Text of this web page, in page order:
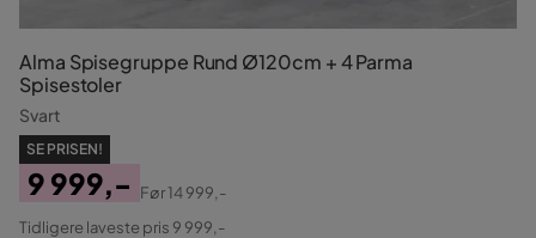
Alma Spisegruppe Rund Ø120cm + 4 Parma
Spisestoler
Svart
SE PRISEN!
Pris
9 999,-
Original
Før14 999,-
Tidligere laveste pris 9 999,-